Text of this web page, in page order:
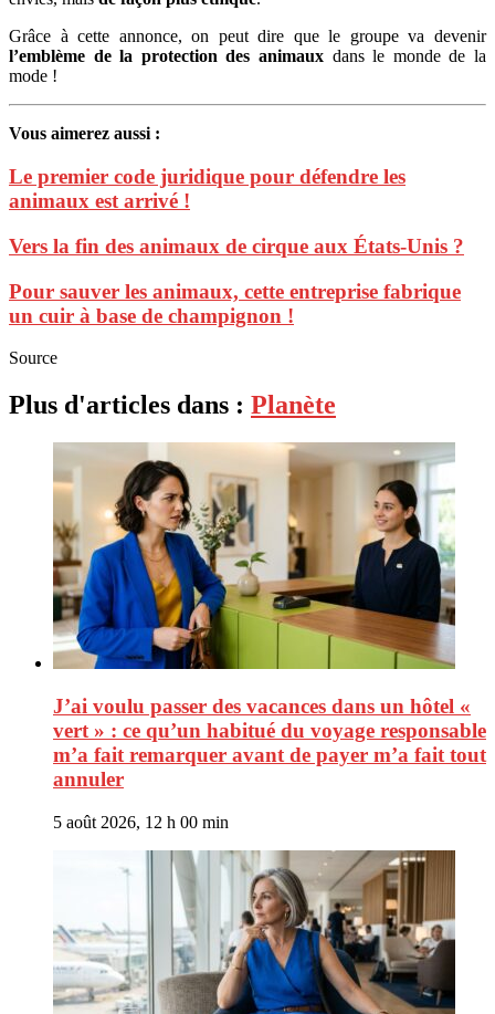
Grâce à cette annonce, on peut dire que le groupe va devenir
l’emblème de la protection des animaux dans le monde de la
mode !
Vous aimerez aussi :
Le premier code juridique pour défendre les
animaux est arrivé !
Vers la fin des animaux de cirque aux États-Unis ?
Pour sauver les animaux, cette entreprise fabrique
un cuir à base de champignon !
Source
Plus d'articles dans : Planète
J’ai voulu passer des vacances dans un hôtel «
vert » : ce qu’un habitué du voyage responsable
m’a fait remarquer avant de payer m’a fait tout
annuler
5 août 2026, 12 h 00 min